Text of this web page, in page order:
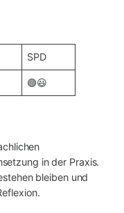
SPD
🟢😃
in der Praxis.
bleiben und